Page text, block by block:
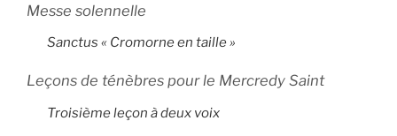
Messe solennelle
Sanctus « Cromorne en taille »
Leçons de ténèbres pour le Mercredy Saint
Troisième leçon à deux voix